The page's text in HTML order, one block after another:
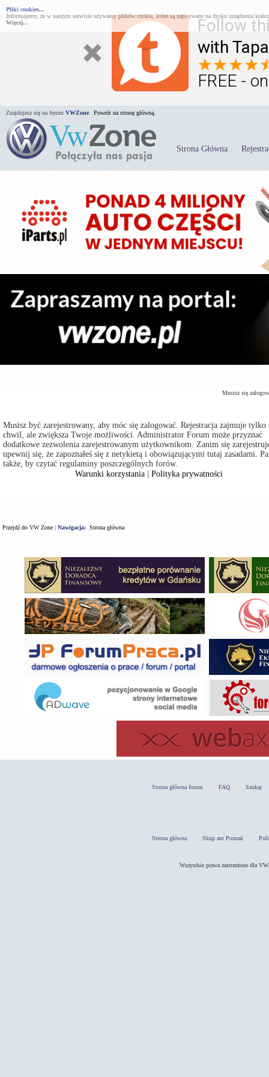
Follow
with
FREE -
Pliki cookies...
Informujemy, że w naszym serwisie używamy plików cookie, które są zapisywane na dysku urządzenia
Więcej...
Znajdujesz się na forum VWZone Powrót na stronę główną.
Strona Główna
Musisz się
Musisz być zarejestrowany, aby móc się zalogować. Rejestracja zajmuje
chwil, ale zwiększa Twoje możliwości. Administrator Forum może przyznać
dodatkowe zezwolenia zarejestrowanym użytkownikom. Zanim się
upewnij się, że zapoznałeś się z netykietą i obowiązującymi tutaj zasadami.
także, by czytać regulaminy poszczególnych forów.
Warunki korzystania |Polityka prywatności
Przejdź do VW Zone | Nawigacja: Strona główna
Strona główna forum FAQ Szukaj
Strona główna Skup aut Poznań
Wszystkie prawa zastrzeżone dla